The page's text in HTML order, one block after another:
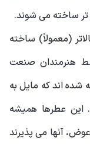
تر ساخته می شوند.
(معمولاً) ساخته
هنرمندان صنعت
شده اند که مایل به
این عطرها همیشه
آنها می پذیرند